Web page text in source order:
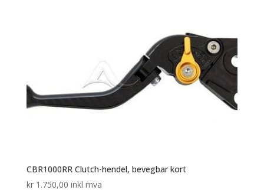
CBR1000RR Clutch-hendel, bevegbar kort
kr1.750,00 inkl mva